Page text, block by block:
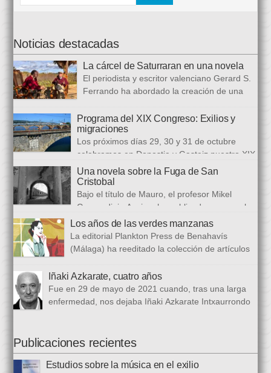
Noticias destacadas
La cárcel de Saturraran en una novela
El periodista y escritor valenciano Gerard S.
Ferrando ha abordado la creación de una
realidad actual, con numerosas referencias al pasado. El ciclo
se inició en 2024 con Cariño, soy un iai@flauta, continuó en
2025 con Los abrazos aplazados y finalizará con Las
ausencias que heredamos, directamente ligada […]
Programa del XIX Congreso: Exilios y
migraciones
Los próximos días 29, 30 y 31 de octubre
celebramos en Donostia y Gasteiz nuestro XIX
congreso internacional, con especialistas de muy diversas
universidades y procedencias. En esta ocasión se trata de
establecer paralelismos entre los fugitivos de la Guerra Civil
española y estos otros hombres y mujeres que arriban a
nuestro país desde territorios […]
Una novela sobre la Fuga de San
Cristobal
Bajo el título de Mauro, el profesor Mikel
Guerendiain Azpiroz ha publicado una novela
histórica en castellano en la que ficciona los sucesos de la
tristemente fuga del fuerte de San Cristobal, en el monte
Ezkaba, una de las mayores evasiones carcelarias de Europa,
que se convirtió en un auténtico baño de sangre: 206
republicanos […]
Los años de las verdes manzanas
La editorial Plankton Press de Benahavís
(Málaga) ha reeditado la colección de artículos
de las verdes manzanas” Cecilia García de Guilarte publicó del
1 de marzo al 24 de octubre de 1968, en el periódico franquista
La Voz de España. Esta colección, dieciséis artículos, había
sido parcialmente […]
Iñaki Azkarate, cuatro años
Fue en 29 de mayo de 2021 cuando, tras una larga
enfermedad, nos dejaba Iñaki Azkarate Intxaurrondo
desde sus mismos inicios. Entre nosotros dejó el recuerdo de
una persona trabajadora y comprometida, que huía de
protagonismos y cargos oficiales. Sus aficiones […]
Publicaciones recientes
Estudios sobre la música en el exilio